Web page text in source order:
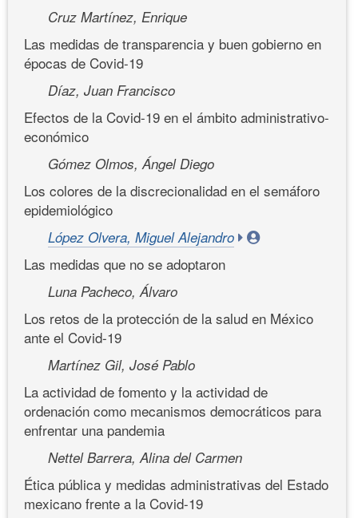
Cruz Martínez, Enrique
Las medidas de transparencia y buen gobierno en
épocas de Covid-19
Díaz, Juan Francisco
Efectos de la Covid-19 en el ámbito administrativo-
económico
Gómez Olmos, Ángel Diego
Los colores de la discrecionalidad en el semáforo
epidemiológico
López Olvera, Miguel Alejandro
Las medidas que no se adoptaron
Luna Pacheco, Álvaro
Los retos de la protección de la salud en México
ante el Covid-19
Martínez Gil, José Pablo
La actividad de fomento y la actividad de
ordenación como mecanismos democráticos para
enfrentar una pandemia
Nettel Barrera, Alina del Carmen
Ética pública y medidas administrativas del Estado
mexicano frente a la Covid-19